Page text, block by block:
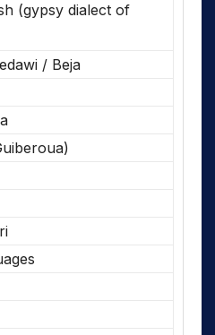
(gypsy dialect of
/ Beja